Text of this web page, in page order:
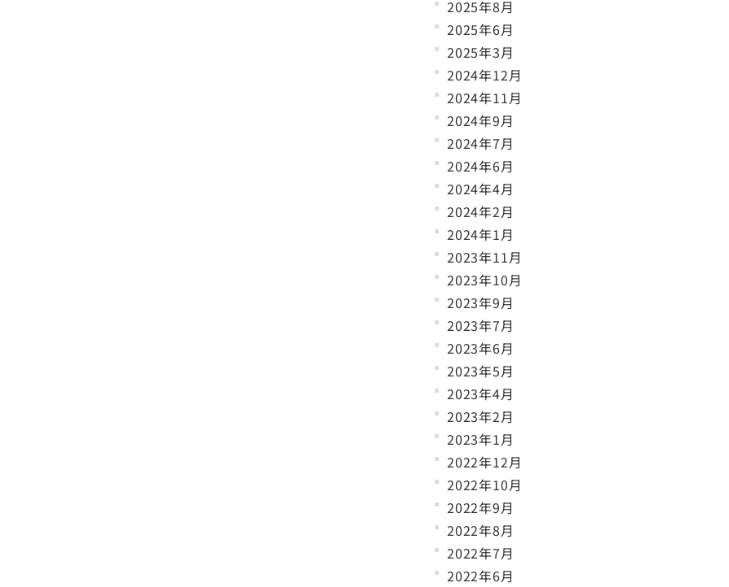
2025年8月
2025年6月
2025年3月
2024年12月
2024年11月
2024年9月
2024年7月
2024年6月
2024年4月
2024年2月
2024年1月
2023年11月
2023年10月
2023年9月
2023年7月
2023年6月
2023年5月
2023年4月
2023年2月
2023年1月
2022年12月
2022年10月
2022年9月
2022年8月
2022年7月
2022年6月